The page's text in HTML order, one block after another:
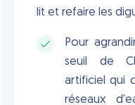
lit et refaire les
Pour
seuil de
artificiel qui
réseaux